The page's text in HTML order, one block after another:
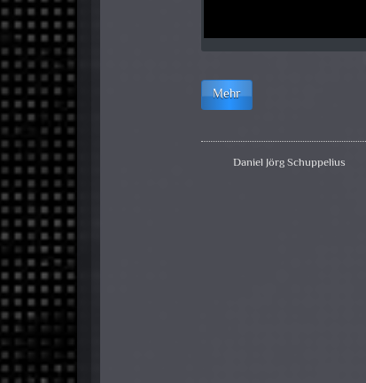
Mehr
Daniel Jörg Schuppelius